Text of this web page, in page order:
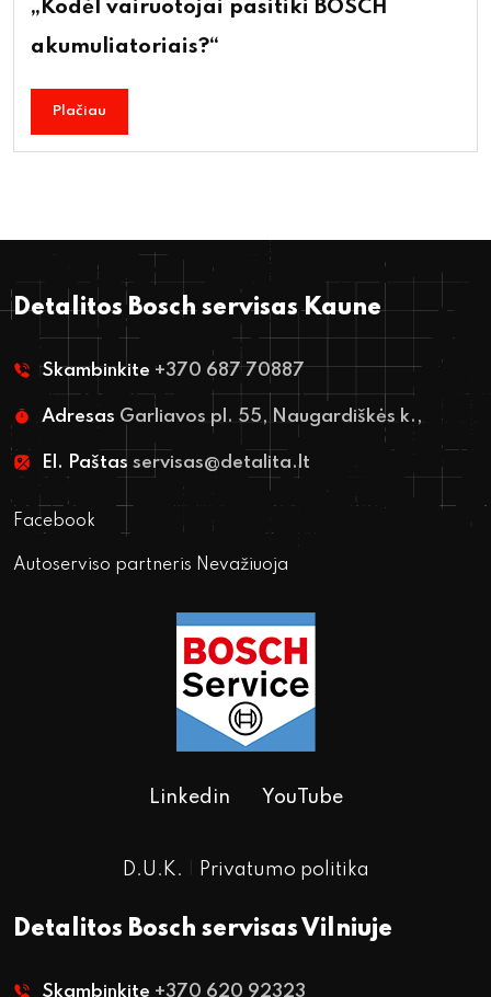
„Kodėl vairuotojai pasitiki BOSCH
akumuliatoriais?“
Plačiau
Detalitos Bosch servisas Kaune
Skambinkite +370 687 70887
Adresas Garliavos pl. 55, Naugardiškės k.,
El. Paštas servisas@detalita.lt
Facebook
Autoserviso partneris Nevažiuoja
Linkedin YouTube
D.U.K. Privatumo politika
Detalitos Bosch servisas Vilniuje
Skambinkite +370 620 92323